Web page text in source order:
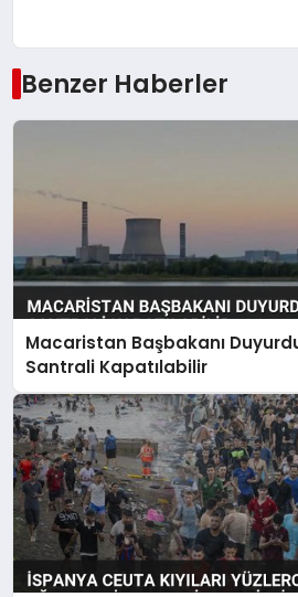
Benzer Haberler
Macaristan Başbakanı
Santrali Kapatılabilir